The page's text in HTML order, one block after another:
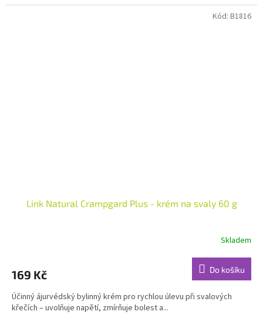
Link Natural Crampgard Plus - krém na svaly 60 g
je
z
5
Skladem
169 Kč Do košíku
Účinný ájurvédský bylinný krém pro rychlou úlevu při svalových
křečích – uvolňuje napětí, zmírňuje bolest a...
Kód: B1816